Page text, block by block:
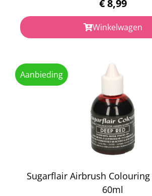
€8,99
Winkelwagen
Aanbieding
Sugarflair Airbrush Colouring
60ml